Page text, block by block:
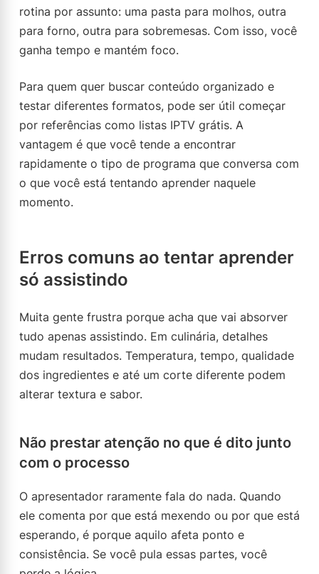
rotina por assunto: uma pasta para molhos, outra
para forno, outra para sobremesas. Com isso, você
ganha tempo e mantém foco.
Para quem quer buscar conteúdo organizado e
testar diferentes formatos, pode ser útil começar
por referências como listas IPTV grátis. A
vantagem é que você tende a encontrar
rapidamente o tipo de programa que conversa com
o que você está tentando aprender naquele
momento.
Erros comuns ao tentar aprender
só assistindo
Muita gente frustra porque acha que vai absorver
tudo apenas assistindo. Em culinária, detalhes
mudam resultados. Temperatura, tempo, qualidade
dos ingredientes e até um corte diferente podem
alterar textura e sabor.
Não prestar atenção no que é dito junto
com o processo
O apresentador raramente fala do nada. Quando
ele comenta por que está mexendo ou por que está
esperando, é porque aquilo afeta ponto e
consistência. Se você pula essas partes, você